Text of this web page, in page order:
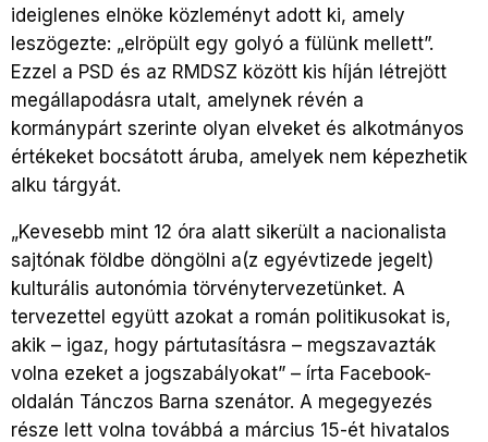
ideiglenes elnöke közleményt adott ki, amely
leszögezte: „elröpült egy golyó a fülünk mellett”.
Ezzel a PSD és az RMDSZ között kis híján létrejött
megállapodásra utalt, amelynek révén a
kormánypárt szerinte olyan elveket és alkotmányos
értékeket bocsátott áruba, amelyek nem képezhetik
alku tárgyát.
„Kevesebb mint 12 óra alatt sikerült a nacionalista
sajtónak földbe döngölni a(z egyévtizede jegelt)
kulturális autonómia törvénytervezetünket. A
tervezettel együtt azokat a román politikusokat is,
akik – igaz, hogy pártutasításra – megszavazták
volna ezeket a jogszabályokat” – írta Facebook-
oldalán Tánczos Barna szenátor. A megegyezés
része lett volna továbbá a március 15-ét hivatalos